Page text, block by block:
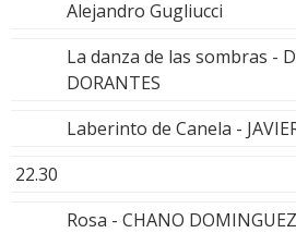
Alejandro Gugliucci
La danza de las sombras -
DORANTES
Laberinto de Canela -
22.30
Rosa - CHANO